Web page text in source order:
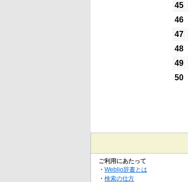
45
46
47
48
49
50
ご利用にあたって
・ Weblio辞書とは
・ 検索の仕方